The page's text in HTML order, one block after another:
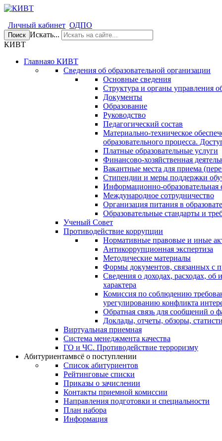
Личный кабинет ОДПО
Поиск Искать...
КИВТ
Главнаяо КИВТ
Сведения об образовательной организации
Основные сведения
Структура и органы управления
Документы
Образование
Руководство
Педагогический состав
Материально-техническое
образовательного процесса.
Платные образовательные услуги
Финансово-хозяйственная
Вакантные места для приема
Стипендии и меры поддержки
Информационно-образовательная
Международное сотрудничество
Организация питания в
Образовательные стандарты и
Ученый Совет
Противодействие коррупции
Нормативные правовые и иные
Антикоррупционная экспертиза
Методические материалы
Формы документов, связанных с
Сведения о доходах, расходах, об
характера
Комиссия по соблюдению
урегулированию конфликта
Обратная связь для сообщений о
Доклады, отчеты, обзоры,
Виртуальная приемная
Система менеджмента качества
ГО и ЧС. Противодействие терроризму
Абитуриентамвсё о поступлении
Список абитуриентов
Рейтинговые списки
Приказы о зачислении
Контакты приемной комиссии
Направления подготовки и специальности
План набора
Информация